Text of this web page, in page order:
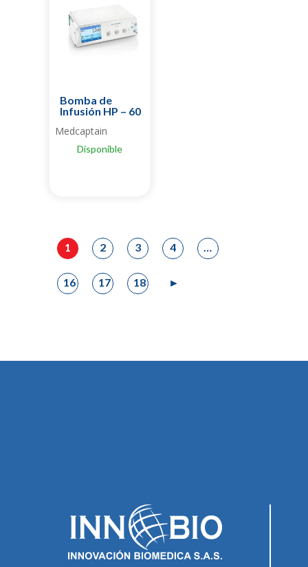
Bomba de
Infusión HP – 60
Medcaptain
Disponible
1 2 3 4 …
16 17 18